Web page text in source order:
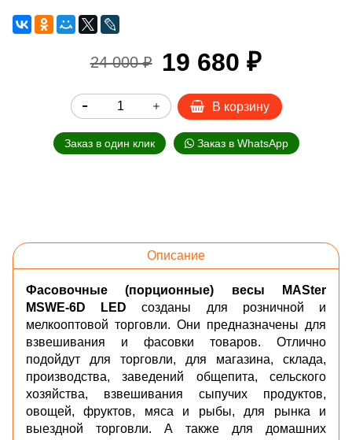
24 000 ₽ 19 680 ₽
В корзину
Заказ в один клик Заказ в WhatsApp
Описание
Фасовочные (порционные) весы MASter
MSWE-6D LED созданы для розничной и
мелкооптовой торговли. Они предназначены для
взвешивания и фасовки товаров. Отлично
подойдут для торговли, для магазина, склада,
производства, заведений общепита, сельского
хозяйства, взвешивания сыпучих продуктов,
овощей, фруктов, мяса и рыбы, для рынка и
выездной торговли. А также для домашних